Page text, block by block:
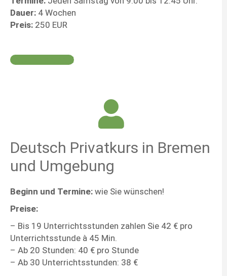
Dauer: 4 Wochen
Preis: 250 EUR
Jetzt anmelden!
Deutsch Privatkurs in Bremen
und Umgebung
Beginn und Termine: wie Sie wünschen!
Preise:
– Bis 19 Unterrichtsstunden zahlen Sie 42 € pro
Unterrichtsstunde à 45 Min.
– Ab 20 Stunden: 40 € pro Stunde
– Ab 30 Unterrichtsstunden: 38 €